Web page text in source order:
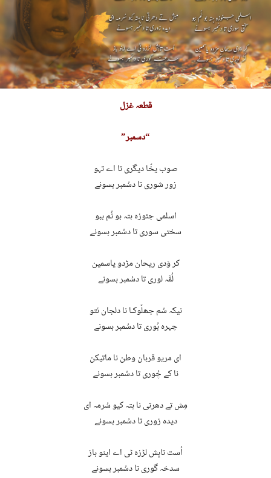
قطعہ غزل
“دسمبر”
صوب یخّا دیگری تا اے تہو
زور شوری تا دسُمبر بسونے
اسلمی جئوزہ ہتہ بو نُم ببو
سختی سوری تا دسُمبر بسونے
کر وَدی ریحان مڑدو یاسمین
لُمَّہ لوری تا دسُمبر بسونے
نیکہ سُم جھلّوکـا نا دلجان ئتو
چہرہ بُوری تا دسُمبر بسونے
ای مریو قربان وطن نا ماتیکن
نا کے چُوری تا دسُمبر بسونے
مِش تے دھرتی نا ہتہ کیو سُرمہ ای
دیدہ زوری تا دسُمبر بسونے
اُست تابِش لڑزہ ٹی اے اینو باز
سدخہ گوری تا دسُمبر بسونے